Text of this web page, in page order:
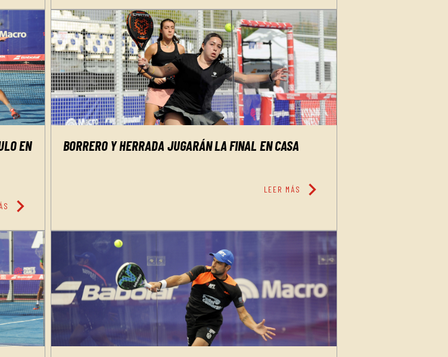
EN
chevron_right
BORRERO Y HERRADA JUGARÁN LA FINAL EN CASA
LEER MÁS chevron_right